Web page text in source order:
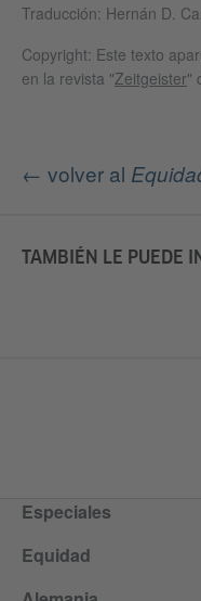
Traducción: Hernán D.
Copyright: Este texto
en la revista "Zeitgeister"
← volver al
TAMBIÉN LE PUEDE
Especiales
Equidad